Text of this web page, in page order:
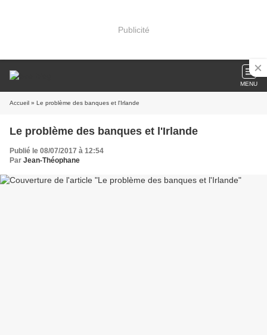
Publicité
MENU
Accueil » Le problème des banques et l'Irlande
Le problème des banques et l'Irlande
Publié le 08/07/2017 à 12:54
Par Jean-Théophane